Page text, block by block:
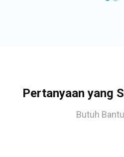
Pertanyaan yang
Butuh